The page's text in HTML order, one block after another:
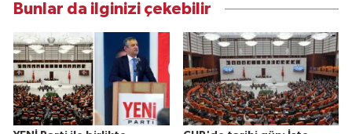
Bunlar da ilginizi çekebilir